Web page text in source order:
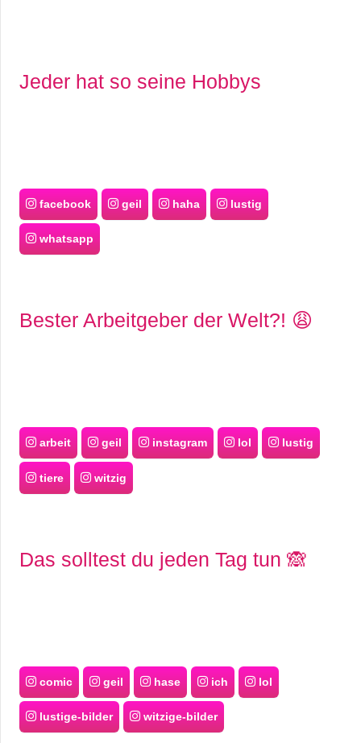
Jeder hat so seine Hobbys
facebook geil haha lustig
whatsapp
Bester Arbeitgeber der Welt?! 😩
arbeit geil instagram lol lustig
tiere witzig
Das solltest du jeden Tag tun 🙈
comic geil hase ich lol
lustige-bilder witzige-bilder